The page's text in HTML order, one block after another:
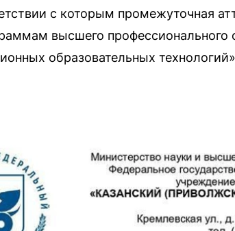
с которым промежуточная
высшего профессионального
образовательных